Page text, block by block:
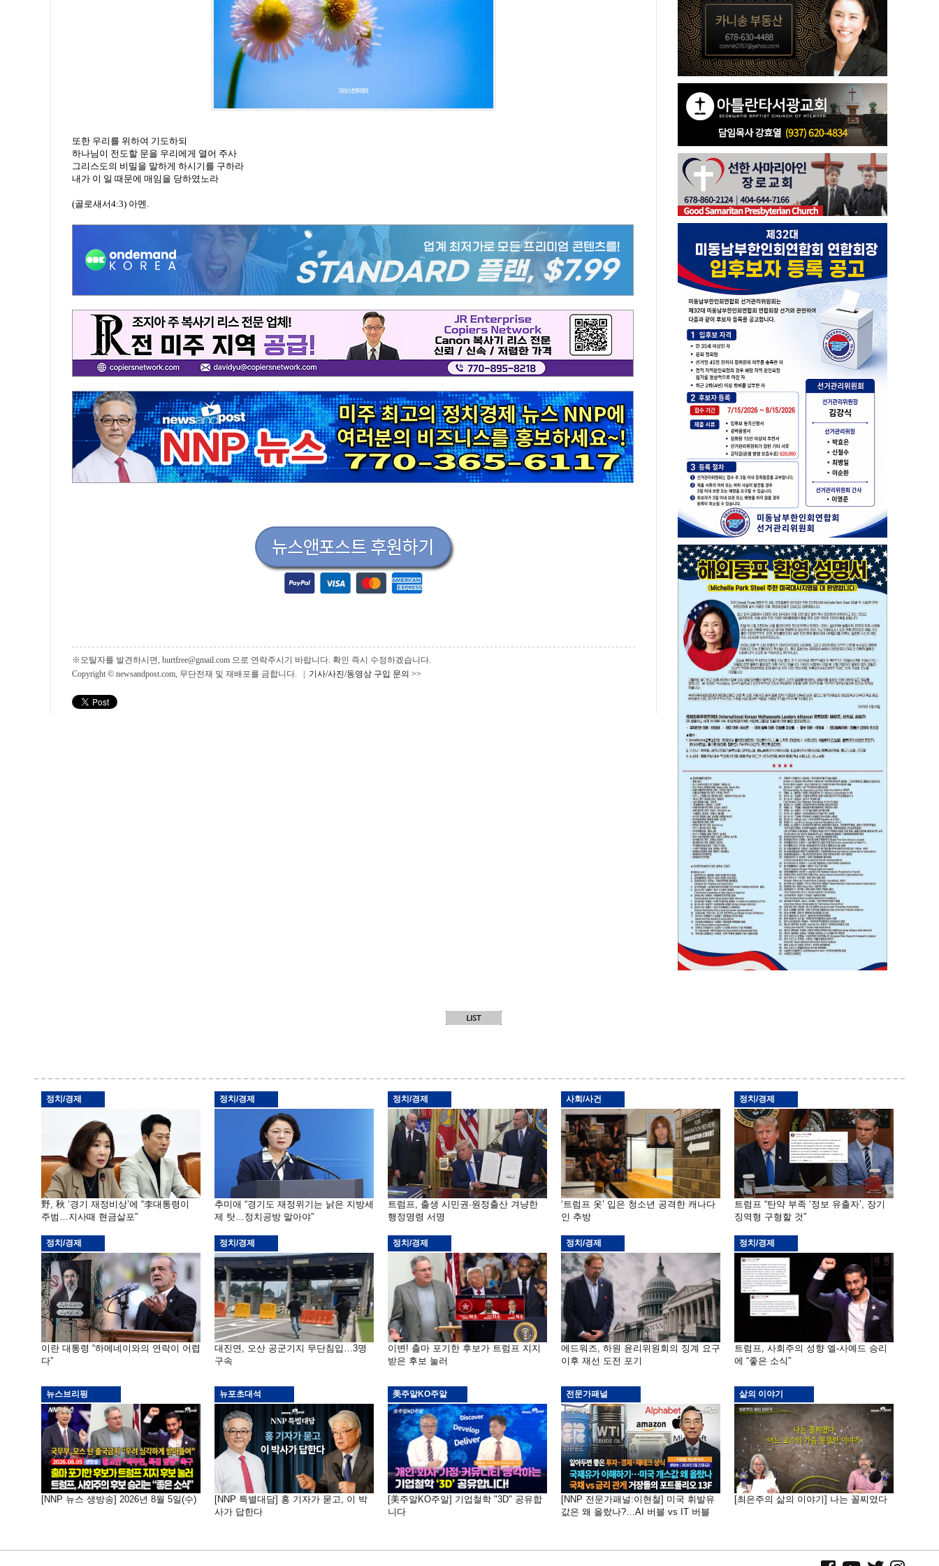
또한 우리를 위하여 기도하되
하나님이 전도할 문을 우리에게 열어 주사
그리스도의 비밀을 말하게 하시기를 구하라
내가 이 일 때문에 매임을 당하였노라
(골로새서4:3) 아멘.
※오탈자를 발견하시면, hurtfree@gmail.com 으로 연락주시기 바랍니다. 확인 즉시 수정하겠습니다.
Copyright © newsandpost.com, 무단전재 및 재배포를 금합니다. | 기사/사진/동영상 구입 문의 >>
정치/경제
野, 秋 ‘경기 재정비상’에 “李대통령이
주범…지사때 현금살포”
정치/경제
추미애 “경기도 재정위기는 낡은 지방세
제 탓…정치공방 말아야”
정치/경제
트럼프, 출생 시민권·원정출산 겨냥한
행정명령 서명
사회/사건
‘트럼프 옷’ 입은 청소년 공격한 캐나다
인 추방
정치/경제
트럼프 “탄약 부족 ‘정보 유출자’, 장기
징역형 구형할 것”
정치/경제
이란 대통령 “하메네이와의 연락이 어렵
다”
정치/경제
대진연, 오산 공군기지 무단침입…3명
구속
정치/경제
이변! 출마 포기한 후보가 트럼프 지지
받은 후보 눌러
정치/경제
에드워즈, 하원 윤리위원회의 징계 요구
이후 재선 도전 포기
정치/경제
트럼프, 사회주의 성향 엘-사예드 승리
에 “좋은 소식”
뉴스브리핑
[NNP 뉴스 생방송] 2026년 8월 5일(수)
뉴포초대석
[NNP 특별대담] 홍 기자가 묻고, 이 박
사가 답한다
美주알KO주알
[美주알KO주알] 기업철학 "3D" 공유합
니다
전문가패널
[NNP 전문가패널:이현철] 미국 휘발유
값은 왜 올랐나?…AI 버블 vs IT 버블
삶의 이야기
[최은주의 삶의 이야기] 나는 꼴찌였다